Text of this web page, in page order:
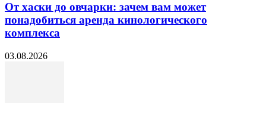
От хаски до овчарки: зачем вам может
понадобиться аренда кинологического
комплекса
03.08.2026